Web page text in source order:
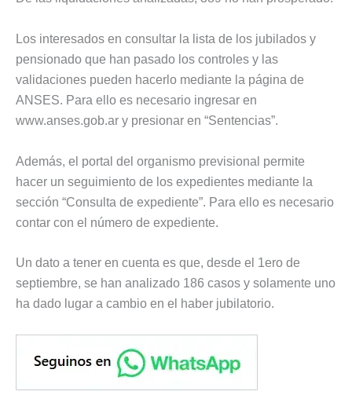
Los interesados en consultar la lista de los jubilados y
pensionado que han pasado los controles y las
validaciones pueden hacerlo mediante la página de
ANSES. Para ello es necesario ingresar en
www.anses.gob.ar y presionar en “Sentencias”.
Además, el portal del organismo previsional permite
hacer un seguimiento de los expedientes mediante la
sección “Consulta de expediente”. Para ello es necesario
contar con el número de expediente.
Un dato a tener en cuenta es que, desde el 1ero de
septiembre, se han analizado 186 casos y solamente uno
ha dado lugar a cambio en el haber jubilatorio.